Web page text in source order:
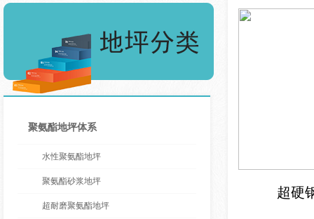
聚氨酯地坪体系
水性聚氨酯地坪
聚氨酯砂浆地坪
超耐磨聚氨酯地坪
超硬